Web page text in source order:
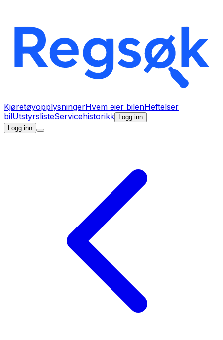
KjøretøyopplysningerHvem eier bilenHeftelser
bilUtstyrslisteServicehistorikk Logg inn
Logg inn